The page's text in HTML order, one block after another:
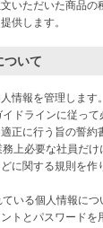
いただいた商品
ついて
情報を管理します。
ドラインに従っ
正に行う旨の誓約
上必要な社員だ
に関する規則を
いる個人情報に
トとパスワード